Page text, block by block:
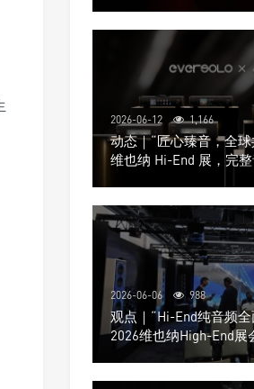
2026-06-12 1,166
动态｜“匠心臻音，全
维也纳 Hi-End 展，完
2026-06-06 988
观点｜“Hi-End纯音频
2026维也纳High-End展
Trinnov Audio搭建多声